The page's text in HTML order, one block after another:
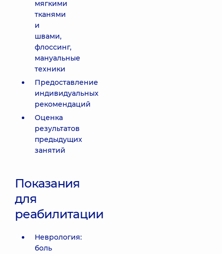
мягкими
тканями
и
швами,
флоссинг,
мануальные
техники
Предоставление
индивидуальных
рекомендаций
Оценка
результатов
предыдущих
занятий
Показания
для
реабилитации
Неврология:
боль